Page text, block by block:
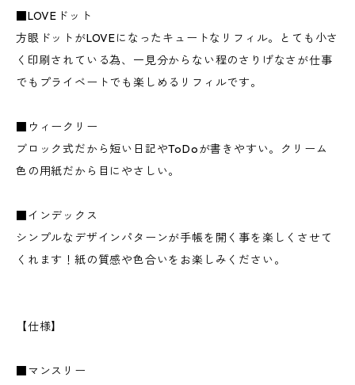
■LOVEドット
方眼ドットがLOVEになったキュートなリフィル。とても小さ
く印刷されている為、一見分からない程のさりげなさが仕事
でもプライベートでも楽しめるリフィルです。
■ウィークリー
ブロック式だから短い日記やToDoが書きやすい。クリーム
色の用紙だから目にやさしい。
■インデックス
シンプルなデザインパターンが手帳を開く事を楽しくさせて
くれます！紙の質感や色合いをお楽しみください。
【仕様】
■マンスリー